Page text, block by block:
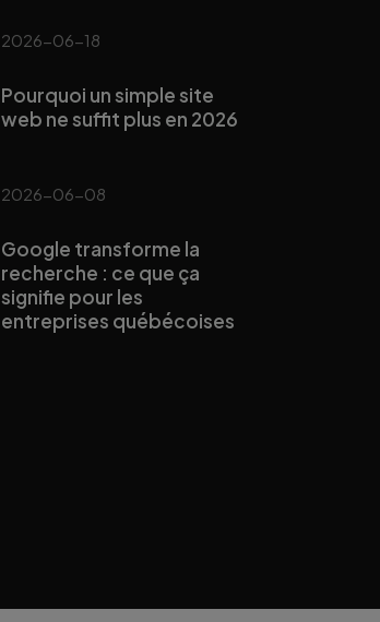
2026-06-18
Pourquoi un simple site
web ne suffit plus en 2026
2026-06-08
Google transforme la
recherche : ce que ça
signifie pour les
entreprises québécoises